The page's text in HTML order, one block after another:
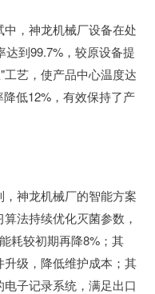
，神龙机械厂设备在处
到99.7%，较原设备提
艺，使产品中心温度达
低12%，有效保持了产
神龙机械厂的智能方案
法持续优化灭菌参数，
耗较初期再降8%；其
级，降低维护成本；其
子记录系统，满足出口